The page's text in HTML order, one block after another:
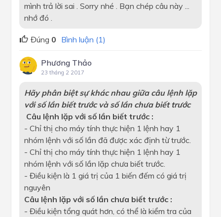
mình trả lời sai . Sorry nhé . Bạn chép câu này ...
nhớ đó .
Đúng 0 Bình luận (1)
Phương Thảo
23 tháng 2 2017
Hãy phân biệt sự khác nhau giữa câu lệnh lặp
với số lần biết trước và số lần chưa biết trước
Câu lệnh lặp với số lần biết trước :
- Chỉ thị cho máy tính thực hiện 1 lệnh hay 1
nhóm lệnh với số lần đã được xác định từ trước.
- Chỉ thị cho máy tính thực hiện 1 lệnh hay 1
nhóm lệnh với số lần lặp chưa biết trước.
- Điều kiện là 1 giá trị của 1 biến đếm có giá trị
nguyên
Câu lệnh lặp với số lần chưa biết trước :
- Điều kiện tổng quát hơn, có thể là kiểm tra của